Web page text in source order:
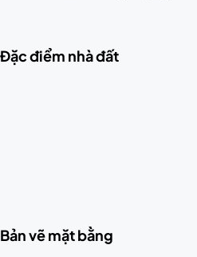
Đặc điểm nhà đất
Bản vẽ mặt bằng